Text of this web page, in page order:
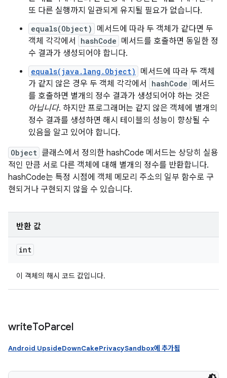
또 다른 실행까지 일관되게 유지될 필요가 없습니다.
equals(Object)
메서드에 따라 두 객체가 같다면 두
객체 각각에서
hashCode 메서드를 호출하면 동일한 정
수 결과가 생성되어야 합니다.
equals(java.lang.Object)
메서드에 따라 두 객체
가 같지 않은 경우 두 객체 각각에서
hashCode 메서드
를 호출하면 별개의 정수 결과가 생성되어야 하는 것은
아닙니다. 하지만 프로그래머는 같지 않은 객체에 별개의
정수 결과를 생성하면 해시 테이블의 성능이 향상될 수
있음을 알고 있어야 합니다.
Object 클래스에서 정의한 hashCode 메서드는 상당히 실용
적인 만큼 서로 다른 객체에 대해 별개의 정수를 반환합니다.
hashCode는 특정 시점에 객체 메모리 주소의 일부 함수로 구
현되거나 구현되지 않을 수 있습니다.
반환 값
int
이 객체의 해시 코드 값입니다.
writeToParcel
Android UpsideDownCakePrivacySandbox에 추가됨